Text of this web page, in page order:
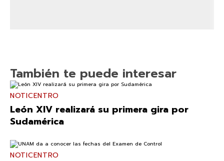
También te puede interesar
NOTICENTRO
León XIV realizará su primera gira por
Sudamérica
NOTICENTRO